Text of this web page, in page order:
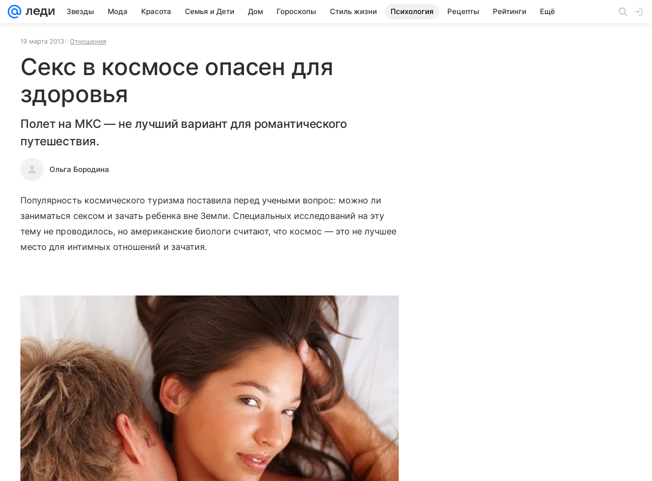
Звезды Мода Красота Семья и Дети Дом Гороскопы Стиль жизни Психология Рецепты Рейтинги Ещё
19 марта 2013 Отношения
Секс в космосе опасен для
здоровья
Полет на МКС — не лучший вариант для романтического
путешествия.
Ольга Бородина
Популярность космического туризма поставила перед учеными вопрос: можно ли
заниматься сексом и зачать ребенка вне Земли. Специальных исследований на эту
тему не проводилось, но американские биологи считают, что космос — это не лучшее
место для интимных отношений и зачатия.